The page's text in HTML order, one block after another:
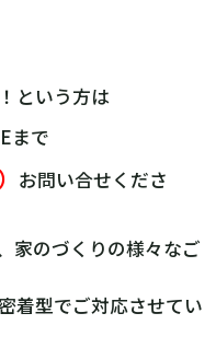
という方は
まで
お問い合せくださ
家のづくりの様々なご
着型でご対応させてい